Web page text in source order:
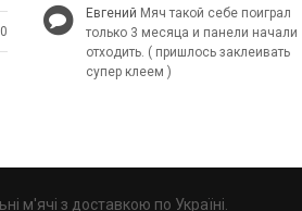
Евгений Мяч такой себе поиграл
только 3 месяца и панели начали
отходить. ( пришлось заклеивать
супер клеем )
м'ячі з доставкою по Україні.